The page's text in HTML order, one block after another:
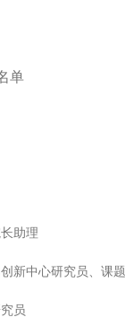
单
助理
新中心研究员、课
员